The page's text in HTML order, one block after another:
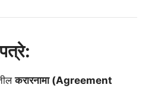
करारनामा (Agreement